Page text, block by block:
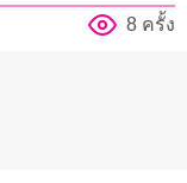
8 ครั้ง